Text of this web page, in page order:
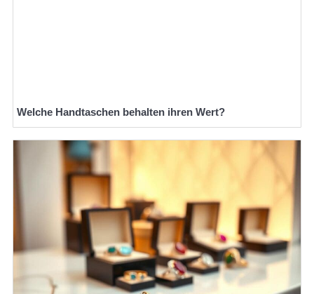
Welche Handtaschen behalten ihren Wert?